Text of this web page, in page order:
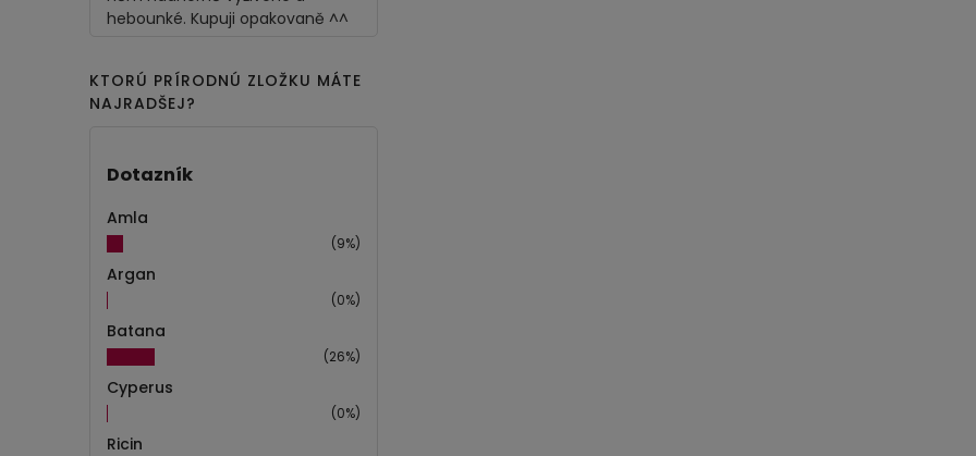
hebounké. Kupuji opakovaně ^^
KTORÚ PRÍRODNÚ ZLOŽKU MÁTE
NAJRADŠEJ?
Dotazník
Amla
(9%)
Argan
(0%)
Batana
(26%)
Cyperus
(0%)
Ricin